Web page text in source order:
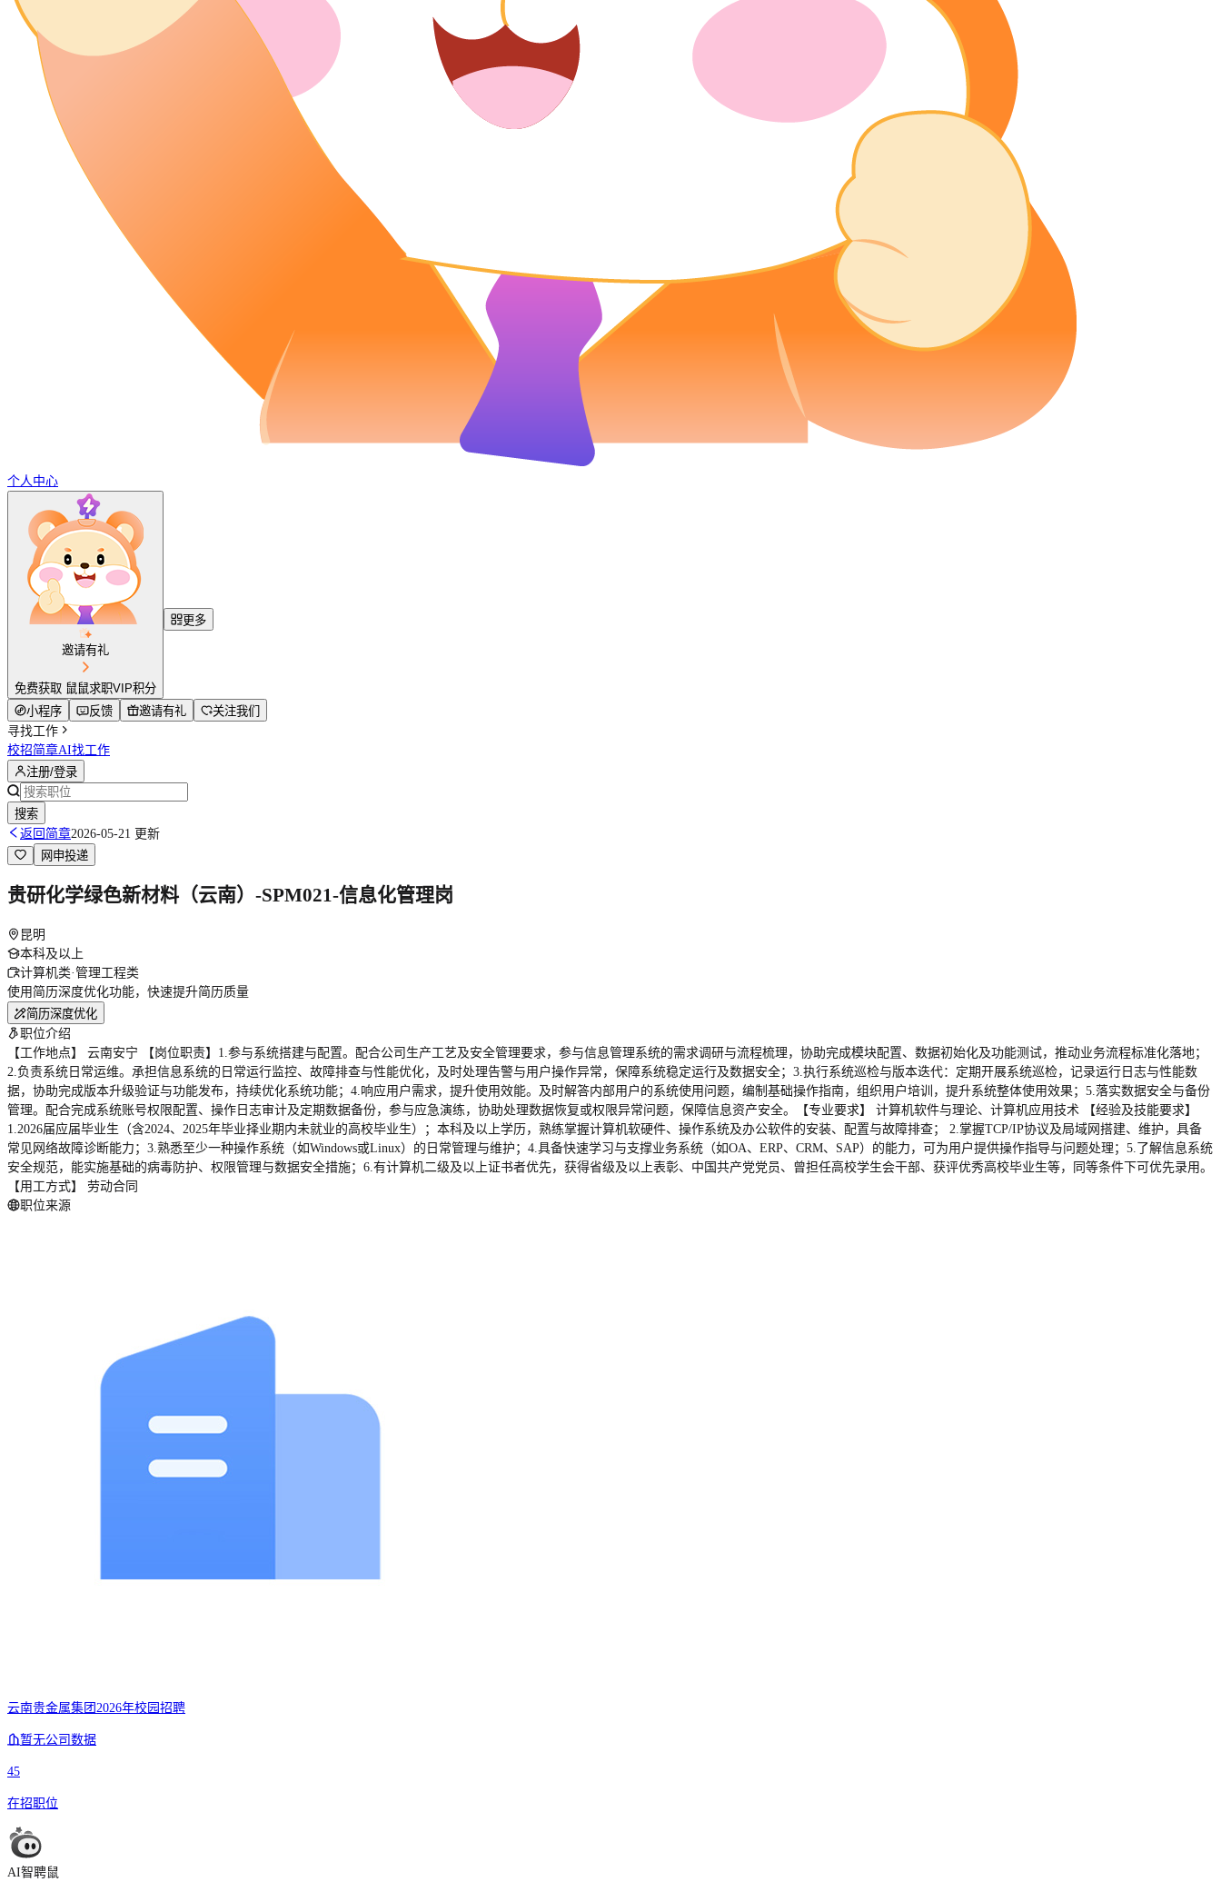
个人中心
邀请有礼
免费获取 鼠鼠求职VIP积分
更多
小程序 反馈 邀请有礼
关注我们
寻找工作
校招简章AI找工作
注册/登录
搜索
返回简章2026-05-21 更新
网申投递
贵研化学绿色新材料（云南）-SPM021-信息化管理岗
昆明
本科及以上
计算机类·管理工程类
使用简历深度优化功能，快速提升简历质量
简历深度优化
职位介绍
【工作地点】 云南安宁 【岗位职责】1.参与系统搭建与配置。配合公司生产工艺及安全管理要求，参与信息管理系统的需求调研与流程梳理，协助完成模块配置、数据初始化及功能测试，推动业务流程标准化落地；
2.负责系统日常运维。承担信息系统的日常运行监控、故障排查与性能优化，及时处理告警与用户操作异常，保障系统稳定运行及数据安全；3.执行系统巡检与版本迭代：定期开展系统巡检，记录运行日志与性能数
据，协助完成版本升级验证与功能发布，持续优化系统功能；4.响应用户需求，提升使用效能。及时解答内部用户的系统使用问题，编制基础操作指南，组织用户培训，提升系统整体使用效果；5.落实数据安全与备份
管理。配合完成系统账号权限配置、操作日志审计及定期数据备份，参与应急演练，协助处理数据恢复或权限异常问题，保障信息资产安全。【专业要求】 计算机软件与理论、计算机应用技术 【经验及技能要求】
1.2026届应届毕业生（含2024、2025年毕业择业期内未就业的高校毕业生）；本科及以上学历，熟练掌握计算机软硬件、操作系统及办公软件的安装、配置与故障排查； 2.掌握TCP/IP协议及局域网搭建、维护，具备
常见网络故障诊断能力；3.熟悉至少一种操作系统（如Windows或Linux）的日常管理与维护；4.具备快速学习与支撑业务系统（如OA、ERP、CRM、SAP）的能力，可为用户提供操作指导与问题处理；5.了解信息系统
安全规范，能实施基础的病毒防护、权限管理与数据安全措施；6.有计算机二级及以上证书者优先，获得省级及以上表彰、中国共产党党员、曾担任高校学生会干部、获评优秀高校毕业生等，同等条件下可优先录用。
【用工方式】 劳动合同
职位来源
云南贵金属集团2026年校园招聘
暂无公司数据
45
在招职位
AI智聘鼠